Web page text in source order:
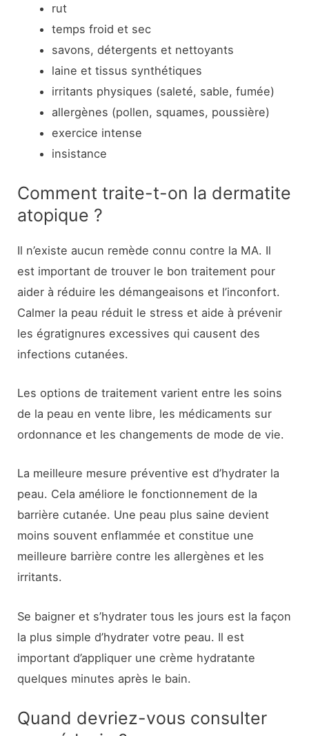
rut
temps froid et sec
savons, détergents et nettoyants
laine et tissus synthétiques
irritants physiques (saleté, sable, fumée)
allergènes (pollen, squames, poussière)
exercice intense
insistance
Comment traite-t-on la dermatite
atopique ?
Il n’existe aucun remède connu contre la MA. Il
est important de trouver le bon traitement pour
aider à réduire les démangeaisons et l’inconfort.
Calmer la peau réduit le stress et aide à prévenir
les égratignures excessives qui causent des
infections cutanées.
Les options de traitement varient entre les soins
de la peau en vente libre, les médicaments sur
ordonnance et les changements de mode de vie.
La meilleure mesure préventive est d’hydrater la
peau. Cela améliore le fonctionnement de la
barrière cutanée. Une peau plus saine devient
moins souvent enflammée et constitue une
meilleure barrière contre les allergènes et les
irritants.
Se baigner et s’hydrater tous les jours est la façon
la plus simple d’hydrater votre peau. Il est
important d’appliquer une crème hydratante
quelques minutes après le bain.
Quand devriez-vous consulter